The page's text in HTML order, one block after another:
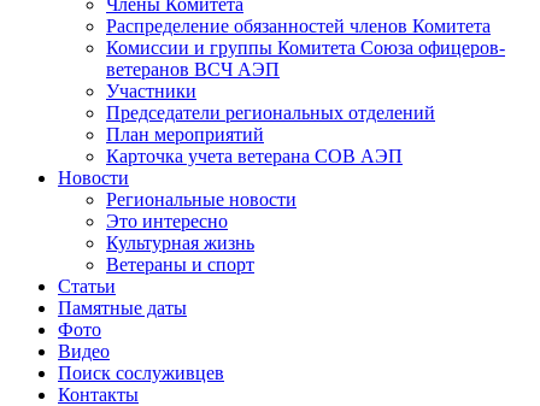
Распределение обязанностей членов Комитета
Комиссии и группы Комитета Союза офицеров-
ветеранов ВСЧ АЭП
Участники
Председатели региональных отделений
План мероприятий
Карточка учета ветерана CОВ АЭП
Новости
Региональные новости
Это интересно
Культурная жизнь
Ветераны и спорт
Статьи
Памятные даты
Фото
Видео
Поиск сослуживцев
Контакты